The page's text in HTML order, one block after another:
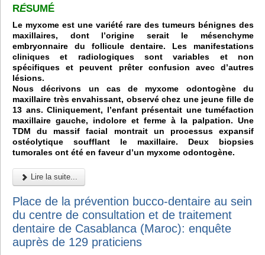
RÉSUMÉ
Le myxome est une variété rare des tumeurs bénignes des
maxillaires, dont l’origine serait le mésenchyme
embryonnaire du follicule dentaire. Les manifestations
cliniques et radiologiques sont variables et non
spécifiques et peuvent prêter confusion avec d’autres
lésions.
Nous décrivons un cas de myxome odontogène du
maxillaire très envahissant, observé chez une jeune fille de
13 ans. Cliniquement, l’enfant présentait une tuméfaction
maxillaire gauche, indolore et ferme à la palpation. Une
TDM du massif facial montrait un processus expansif
ostéolytique soufflant le maxillaire. Deux biopsies
tumorales ont été en faveur d’un myxome odontogène.
Lire la suite...
Place de la prévention bucco-dentaire au sein
du centre de consultation et de traitement
dentaire de Casablanca (Maroc): enquête
auprès de 129 praticiens